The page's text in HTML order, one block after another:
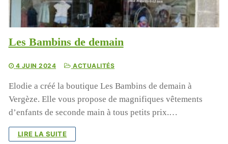
Les Bambins de demain
4 JUIN 2024 ACTUALITÉS
Elodie a créé la boutique Les Bambins de demain à
Vergèze. Elle vous propose de magnifiques vêtements
d’enfants de seconde main à tous petits prix.…
LIRE LA SUITE